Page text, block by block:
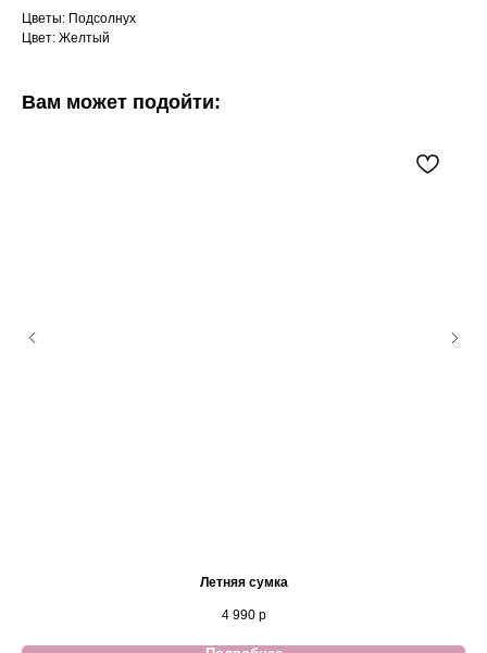
Цветы: Подсолнух
Цвет: Желтый
Вам может подойти:
Летняя сумка
4 990 р